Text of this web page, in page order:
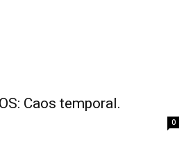
Caos temporal.
0